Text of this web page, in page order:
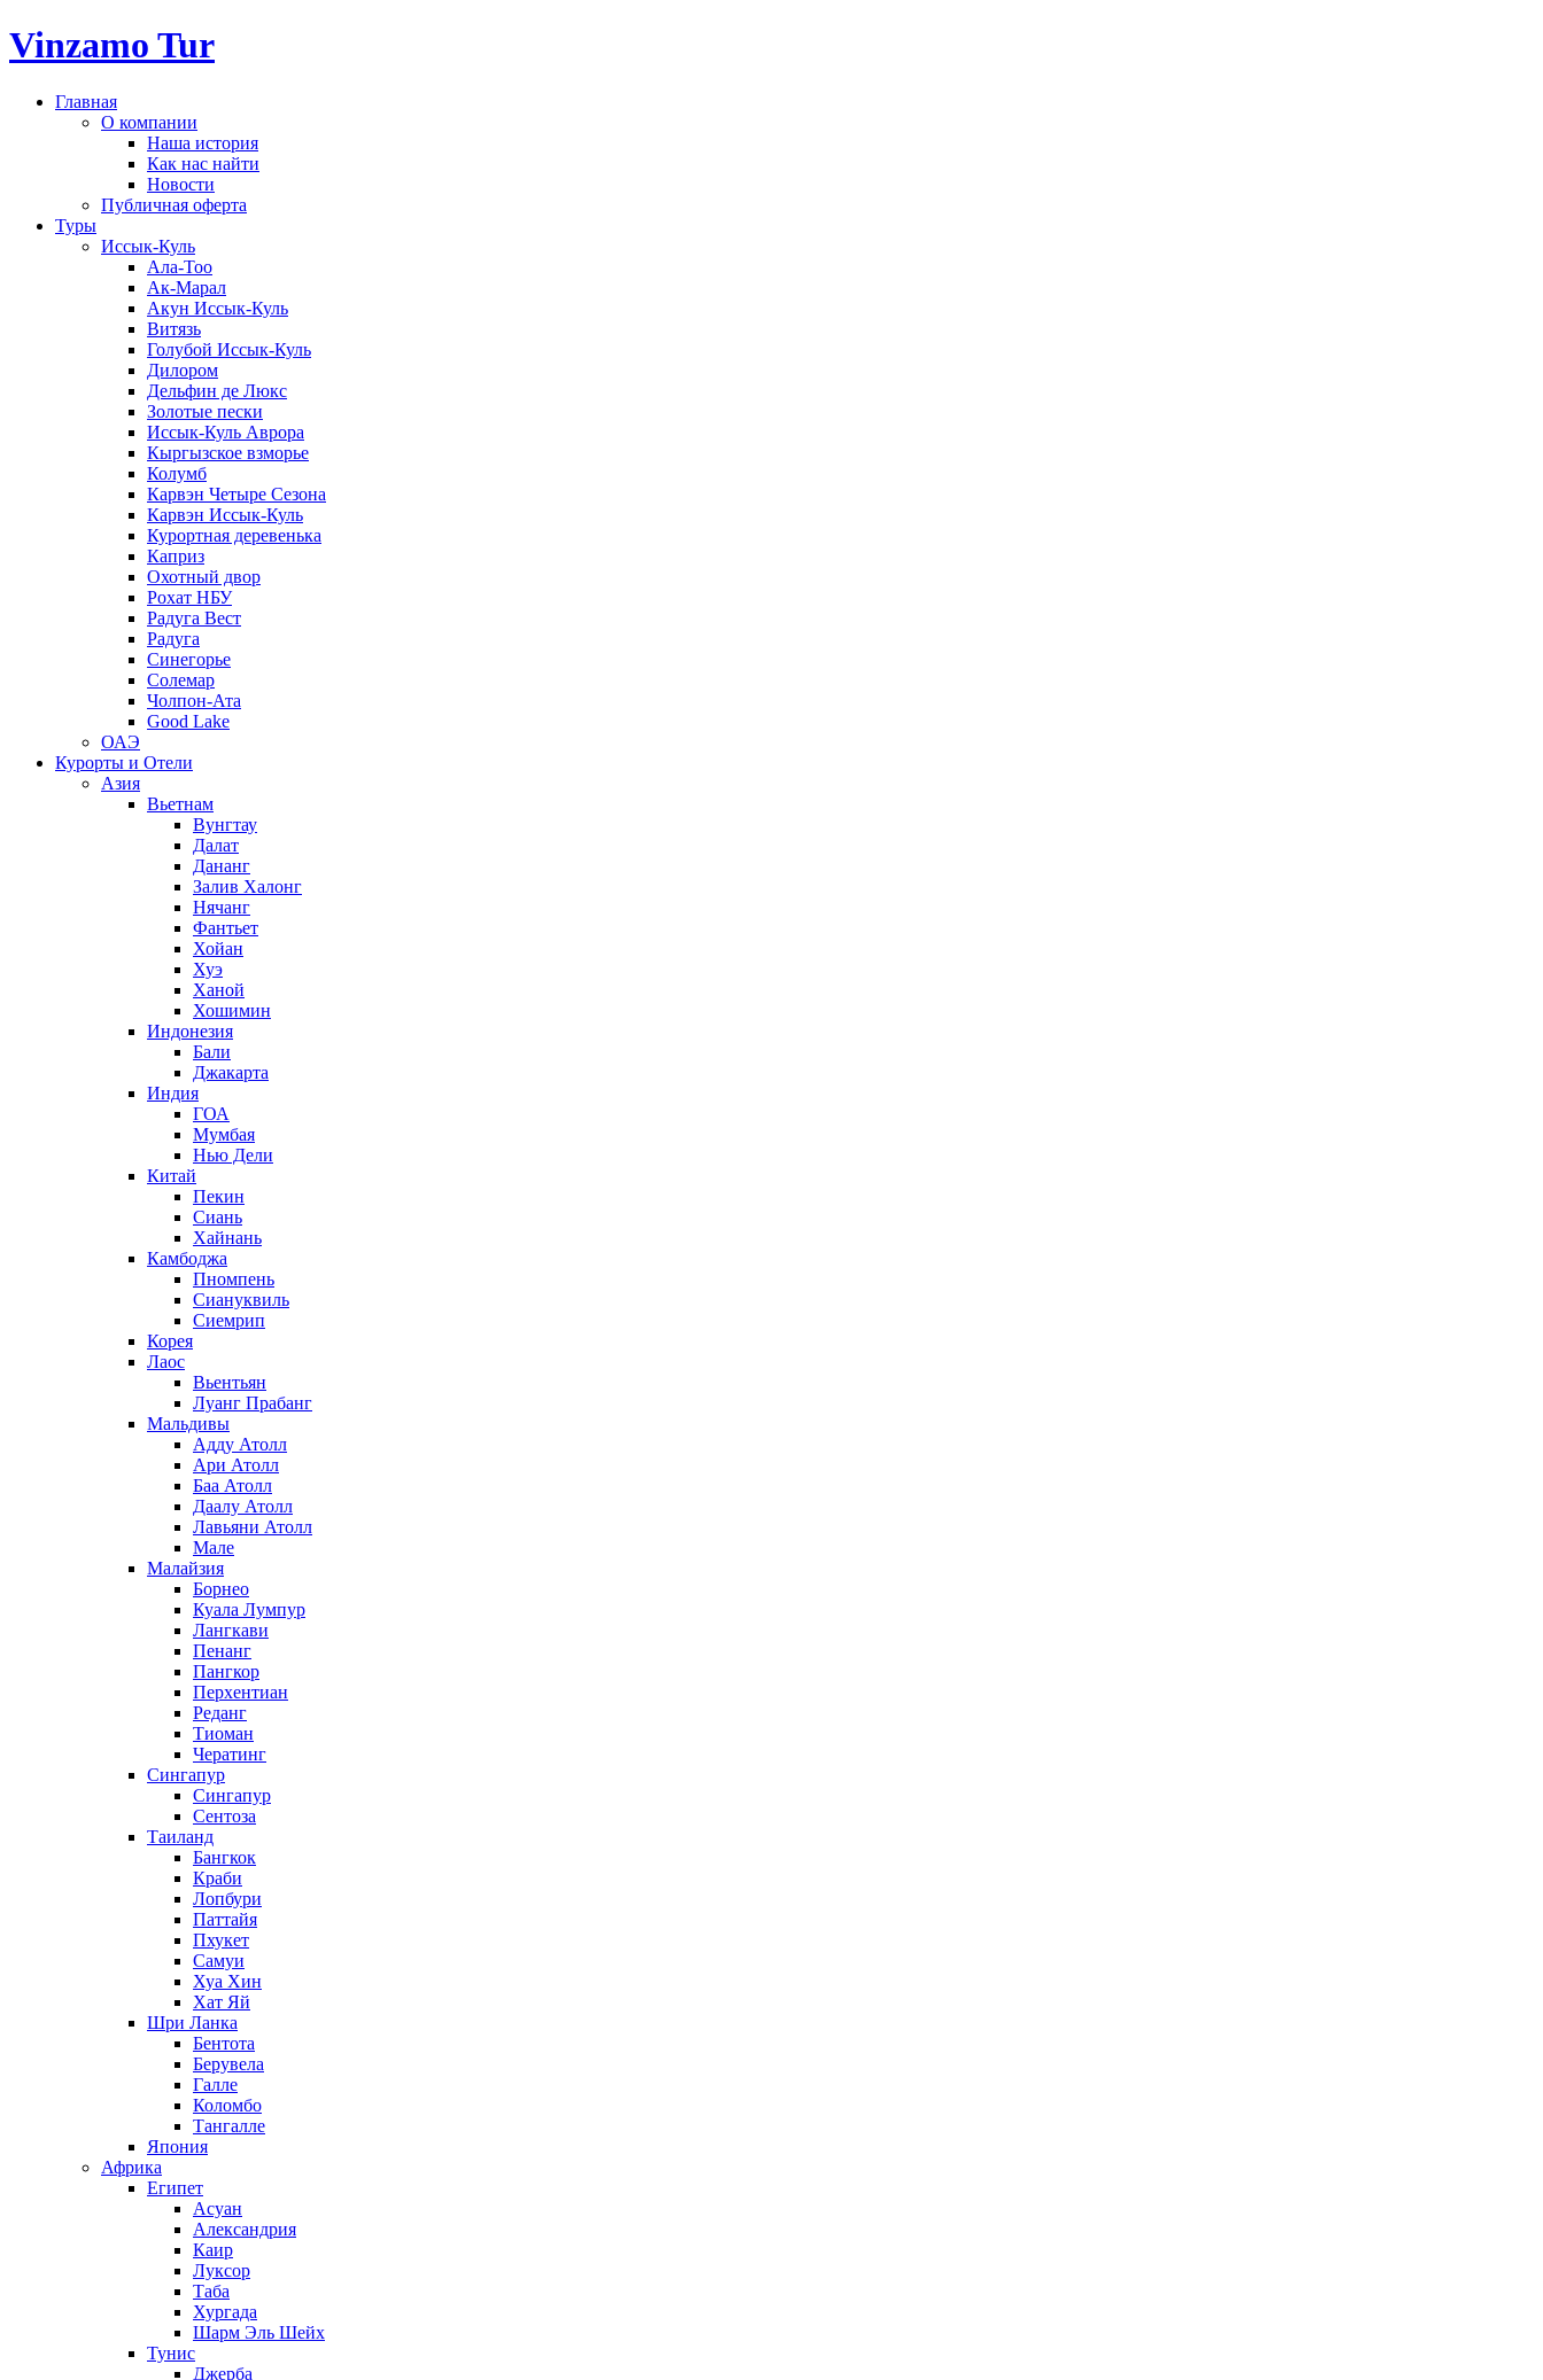
Vinzamo Tur
Главная
О компании
Наша история
Как нас найти
Новости
Публичная оферта
Туры
Иссык-Куль
Ала-Тоо
Ак-Марал
Акун Иссык-Куль
Витязь
Голубой Иссык-Куль
Дилором
Дельфин де Люкс
Золотые пески
Иссык-Куль Аврора
Кыргызское взморье
Колумб
Карвэн Четыре Сезона
Карвэн Иссык-Куль
Курортная деревенька
Каприз
Охотный двор
Рохат НБУ
Радуга Вест
Радуга
Синегорье
Солемар
Чолпон-Ата
Good Lake
ОАЭ
Курорты и Отели
Азия
Вьетнам
Вунгтау
Далат
Дананг
Залив Халонг
Нячанг
Фантьет
Хойан
Хуэ
Ханой
Хошимин
Индонезия
Бали
Джакарта
Индия
ГОА
Мумбая
Нью Дели
Китай
Пекин
Сиань
Хайнань
Камбоджа
Пномпень
Сиануквиль
Сиемрип
Корея
Лаос
Вьентьян
Луанг Прабанг
Мальдивы
Адду Атолл
Ари Атолл
Баа Атолл
Даалу Атолл
Лавьяни Атолл
Мале
Малайзия
Борнео
Куала Лумпур
Лангкави
Пенанг
Пангкор
Перхентиан
Реданг
Тиоман
Чератинг
Сингапур
Сингапур
Сентоза
Таиланд
Бангкок
Краби
Лопбури
Паттайя
Пхукет
Самуи
Хуа Хин
Хат Яй
Шри Ланка
Бентота
Берувела
Галле
Коломбо
Тангалле
Япония
Африка
Египет
Асуан
Александрия
Каир
Луксор
Таба
Хургада
Шарм Эль Шейх
Тунис
Джерба